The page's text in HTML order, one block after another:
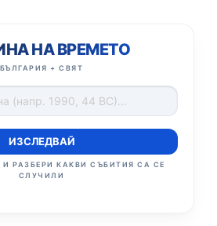
НА ВРЕМЕТО
БЪЛГАРИЯ + СВЯТ
ИЗСЛЕДВАЙ
РАЗБЕРИ КАКВИ СЪБИТИЯ СА СЕ
СЛУЧИЛИ